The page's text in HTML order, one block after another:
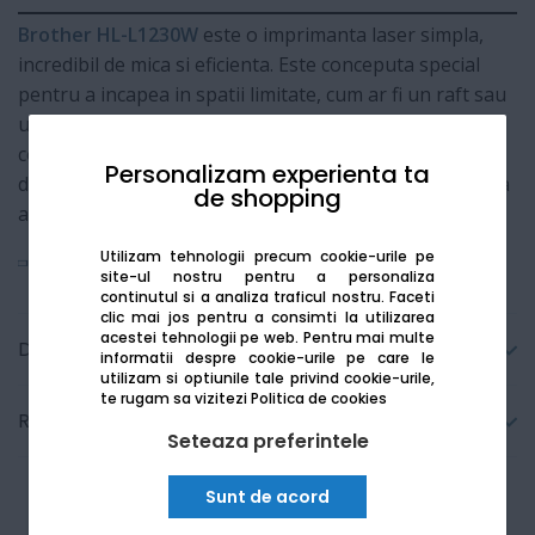
Personalizam experienta ta
de shopping
Utilizam tehnologii precum cookie-urile pe
site-ul nostru pentru a personaliza
continutul si a analiza traficul nostru. Faceti
clic mai jos pentru a consimti la utilizarea
acestei tehnologii pe web. Pentru mai multe
informatii despre cookie-urile pe care le
utilizam si optiunile tale privind cookie-urile,
te rugam sa viziteziPolitica de cookies
Seteaza preferintele
Sunt de acord
Brother HL-L1230W este o imprimanta laser simpla,
incredibil de mica si eficienta. Este conceputa special
pentru a incapea in spatii limitate, cum ar fi un raft sau
un colt de birou acasa. Marele sau avantaj este
conexiunea Wi-Fi, care iti permite sa printezi rapid
documente direct de pe smartphone sau tableta, fara a
avea nevoie de cabluri incurcate.
Vezi mai mult
Detalii tehnice
Recenzii